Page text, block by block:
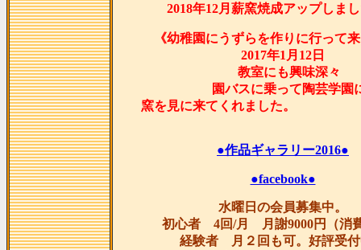
2018年12月薪窯焼成アップしま
《幼稚園にうずらを作りに行って
2017年1月12日
教室にも興味深々
園バスに乗って陶芸学園
窯を見に来てくれま
●作品ギャラリー2016●
●facebook●
水曜日の会員募集中。
初心者 4回/月 月謝9000円（消
経験者 月２回も可。好評受